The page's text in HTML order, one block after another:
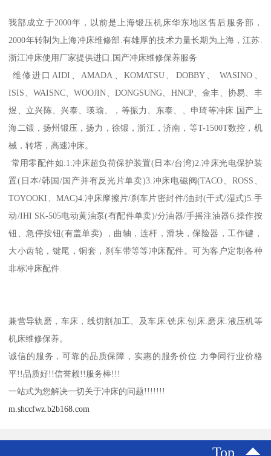
我部成立于2000年，以前是上海锻压机床华东地区售后服务部，
2000年转制为上海冲床维修部.有雄厚的技术力量长期为上海，江苏.
浙江冲床使用厂家提供进口.国产冲床维修保养服务
维修进口AIDI、AMADA、KOMATSU、DOBBY、 WASINO、
ISIS、WAISNC、WOOJIN、DONGSUNG、HNCP、金丰、协易、丰
煜、立兴陈、兴泰、瑛瑜、，等振力、东泰、、申琦等冲床.国产上
海二锻，扬州锻压，扬力，徐锻，浙江，济南，等T-1500T数控，机
械，转塔，高速冲床。
常用零配件如:1:冲床超负荷保护装置(日本/台湾)2.冲床光电保护装
置(日本/韩国/国产并有反光片单卖)3.冲床电磁阀(TACO、ROSS、
TOYOOKI、MAC)4.冲床摩擦片/刹车片密封件/油封(干式/湿式)5.手
动/IHI SK-505电动黄油泵(有配件单卖)/分油器/手摇注油器6.操作按
钮、急停按钮(有盖单卖) ，曲轴，连杆，滑块，保险器，工作键，
大小齿轮，键尾，铜套，刹车带等等冲床配件。可为客户定制各种
非标冲床配件.
兼营导轨磨，车床，线切割加工。及车床.铣床.刨床.磨床.液压机等
机床维修保养。
诚信的服务，可靠的品质保障，实惠的服务价位.力争同行业价格
平!!品质好!!信誉赖!!服务棒!!!
一站式为您解决一切关于冲床的问题!!!!!!!
m.shccfwz.b2b168.com
Top